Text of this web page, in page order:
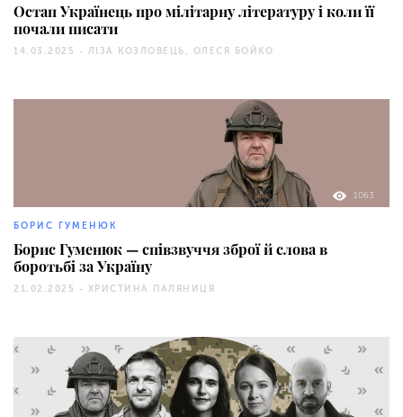
Остап Українець про мілітарну літературу і коли її
почали писати
14.03.2025 - ЛІЗА КОЗЛОВЕЦЬ, ОЛЕСЯ БОЙКО
1063
БОРИС ГУМЕНЮК
Борис Гуменюк — співзвуччя зброї й слова в
боротьбі за Україну
21.02.2025 - ХРИСТИНА ПАЛЯНИЦЯ